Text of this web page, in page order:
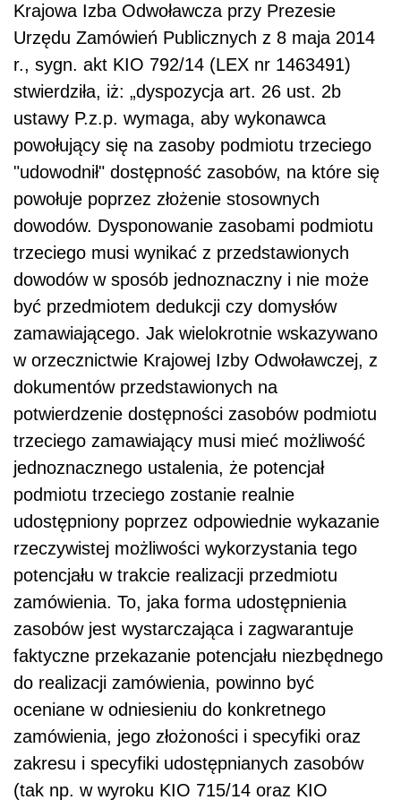
Krajowa Izba Odwoławcza przy Prezesie
Urzędu Zamówień Publicznych z 8 maja 2014
r., sygn. akt KIO 792/14 (LEX nr 1463491)
stwierdziła, iż: „dyspozycja art. 26 ust. 2b
ustawy P.z.p. wymaga, aby wykonawca
powołujący się na zasoby podmiotu trzeciego
"udowodnił" dostępność zasobów, na które się
powołuje poprzez złożenie stosownych
dowodów. Dysponowanie zasobami podmiotu
trzeciego musi wynikać z przedstawionych
dowodów w sposób jednoznaczny i nie może
być przedmiotem dedukcji czy domysłów
zamawiającego. Jak wielokrotnie wskazywano
w orzecznictwie Krajowej Izby Odwoławczej, z
dokumentów przedstawionych na
potwierdzenie dostępności zasobów podmiotu
trzeciego zamawiający musi mieć możliwość
jednoznacznego ustalenia, że potencjał
podmiotu trzeciego zostanie realnie
udostępniony poprzez odpowiednie wykazanie
rzeczywistej możliwości wykorzystania tego
potencjału w trakcie realizacji przedmiotu
zamówienia. To, jaka forma udostępnienia
zasobów jest wystarczająca i zagwarantuje
faktyczne przekazanie potencjału niezbędnego
do realizacji zamówienia, powinno być
oceniane w odniesieniu do konkretnego
zamówienia, jego złożoności i specyfiki oraz
zakresu i specyfiki udostępnianych zasobów
(tak np. w wyroku KIO 715/14 oraz KIO